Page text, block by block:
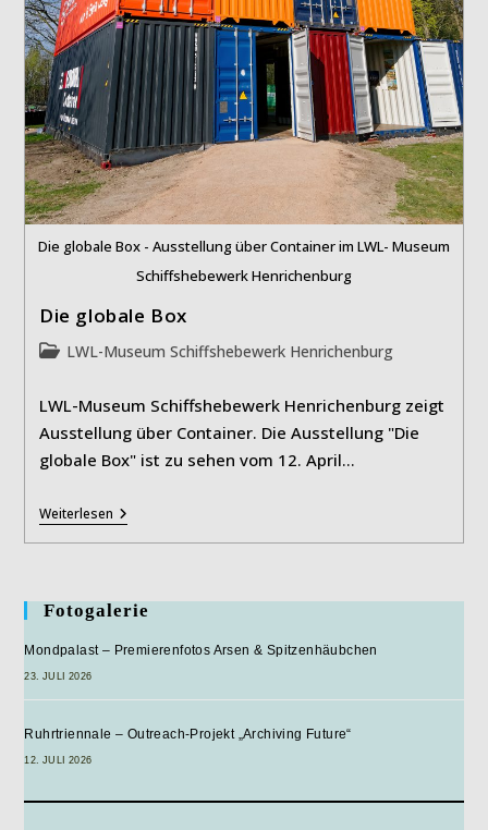
Die globale Box - Ausstellung über Container im LWL- Museum
Schiffshebewerk Henrichenburg
Die globale Box
Beitrags-
LWL-Museum Schiffshebewerk Henrichenburg
LWL-Museum Schiffshebewerk Henrichenburg zeigt
Ausstellung über Container. Die Ausstellung "Die
globale Box" ist zu sehen vom 12. April…
WeiterlesenDie
Globale
Box
Fotogalerie
Mondpalast – Premierenfotos Arsen & Spitzenhäubchen
23. JULI 2026
Ruhrtriennale – Outreach-Projekt „Archiving Future“
12. JULI 2026